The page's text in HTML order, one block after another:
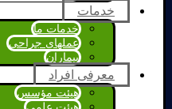
خدمات
خدمات ما
عملهای جراحی
بیماران
معرفی افراد
هیئت مؤسس